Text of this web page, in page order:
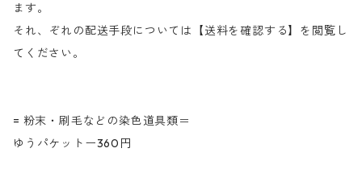
ます。
それ、ぞれの配送手段については【送料を確認する】を閲覧し
てください。
= 粉末・刷毛などの染色道具類＝
ゆうパケットー360円